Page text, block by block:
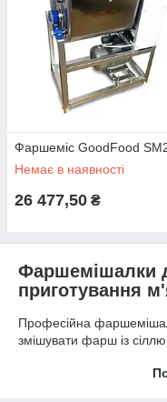
Фаршеміс GoodFood
Немає в наявності
26 477,50 ₴
Фаршемішалки
приготування
Професійна
змішувати фарш із
Використання такого